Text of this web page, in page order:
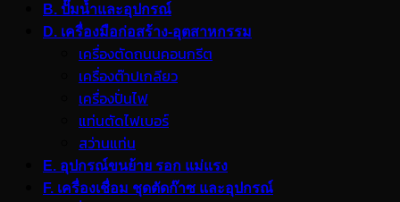
B. ปั๊มน้ำและอุปกรณ์
D. เครื่องมือก่อสร้าง-อุตสาหกรรม
เครื่องตัดถนนคอนกรีต
เครื่องต๊าปเกลียว
เครื่องปั่นไฟ
แท่นตัดไฟเบอร์
สว่านแท่น
E. อุปกรณ์ขนย้าย รอก แม่แรง
F. เครื่องเชื่อม ชุดตัดก๊าซ และอุปกรณ์